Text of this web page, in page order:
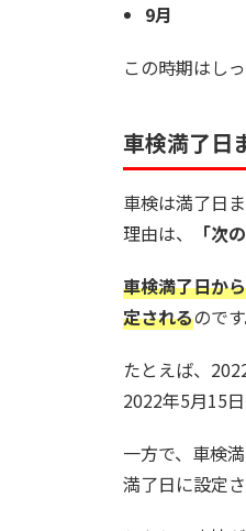
9月
この時期はし
車検満了日
車検は満了日
理由は、
「次
車検満了日か
定されるのです
たとえば、
2022年5月15
一方で、車検
満了日に設定